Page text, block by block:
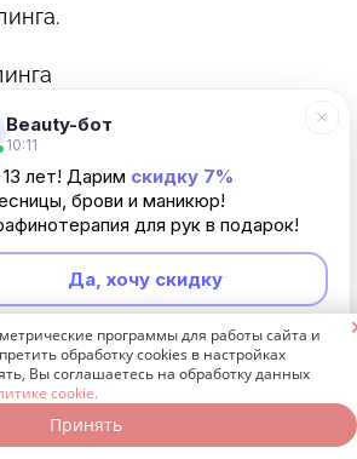
от использования
косметики;
физических
стрессовых ситуаций.
лица
Beauty-бот
10:11
лет! Дарим скидку 7%
брови и маникюр!
для рук в подарок!
Да, хочу скидку
Неинтересно
программы для работы сайта и
обработку cookies в настройках
Вы соглашаетесь на обработку данных
cookie.
Принять